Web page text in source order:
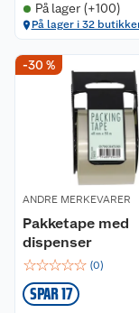
På lager (+100)
På lager i 32
-30 %
ANDRE MERKEVARER
Pakketape med
dispenser
☆☆☆☆☆ (0)
SPAR 17